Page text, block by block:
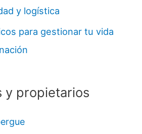
y logística
para gestionar tu vida
y propietarios